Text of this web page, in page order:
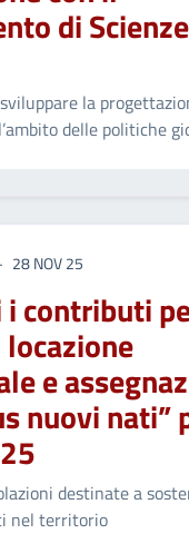
di Scienze
la
delle politiche
28 NOV 25
i contributi
e
nuovi nati”
destinate a
nel territorio